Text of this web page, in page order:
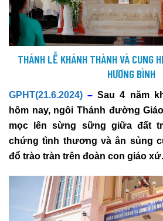
THÁNH LỄ KHÁNH THÀNH VÀ CUNG
HƯƠNG BÌNH
GPHT(21.6.2024) – Sau 4 năm
hôm nay, ngôi Thánh đường
mọc lên sừng sững giữa đất
chứng tình thương và ân sủng
đổ trào tràn trên đoàn con giáo xứ.